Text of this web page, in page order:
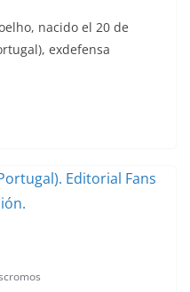
nacido el 20 de
exdefensa